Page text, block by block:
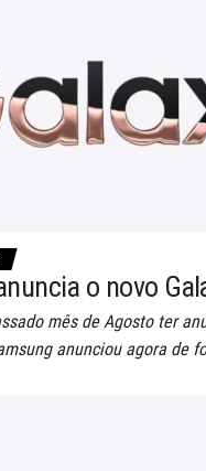
o novo
mês de Agosto ter
anunciou agora de